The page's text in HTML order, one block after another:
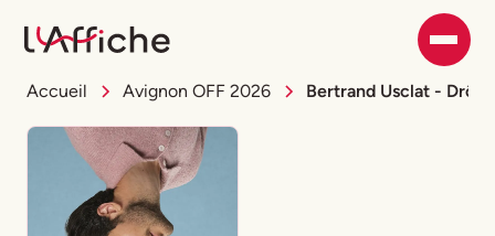
Accueil Avignon OFF 2026 Bertrand Usclat -